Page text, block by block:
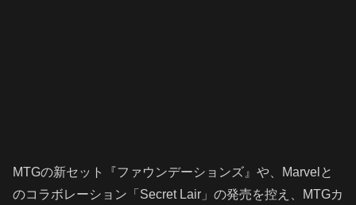
MTGの新セット『ファウンデーションズ』や、Marvelと
のコラボレーション「Secret Lair」の発売を控え、MTGカ